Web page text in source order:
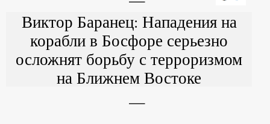
Виктор Баранец: Нападения на
корабли в Босфоре серьезно
осложнят борьбу с терроризмом
на Ближнем Востоке